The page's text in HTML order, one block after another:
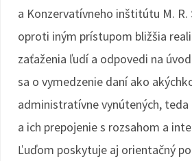
a Konzervatívneho inštitútu M.
oproti iným prístupom bližšia
zaťaženia ľudí a odpovedi na
sa o vymedzenie daní ako
administratívne vynútených,
a ich prepojenie s rozsahom a
Ľuďom poskytuje aj orientačný